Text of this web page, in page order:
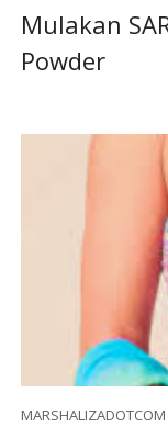
Mulakan
Powder
MARSHALIZADOTCOM